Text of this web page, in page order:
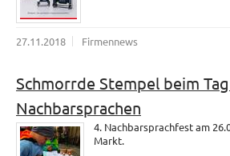
27.11.2018 Firmennews
Schmorrde Stempel beim
Nachbarsprachen
4. Nachbarsprachfest am
Markt.